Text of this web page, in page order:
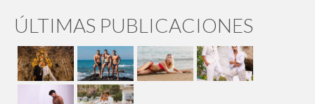
ÚLTIMAS PUBLICACIONES